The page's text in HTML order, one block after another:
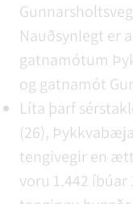
Nauðsynlegt er
gatnamótum
og gatnamót
Líta þarf
(26),
tengivegir en
voru 1.442